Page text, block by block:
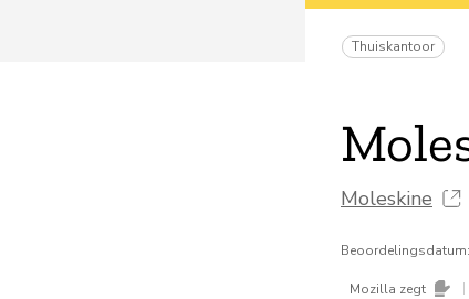
Thuiskantoor
Moleskine
Mozilla zegt |